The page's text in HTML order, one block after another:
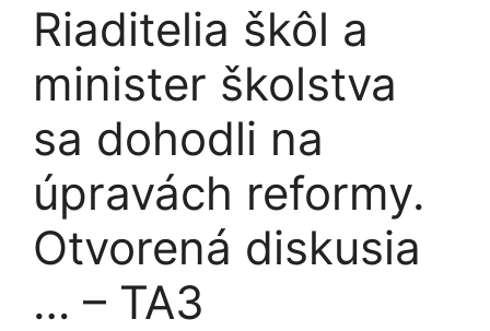
Riaditelia škôl a
minister školstva
sa dohodli na
úpravách reformy.
Otvorená diskusia
… – TA3